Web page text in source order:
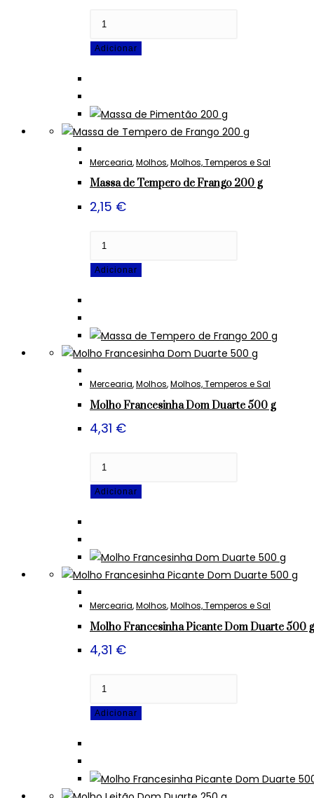
Massa
200
g
Adicionar
Mercearia,Molhos,Molhos, Temperos e Sal
Massa de Tempero de Frango 200 g
2,15 €
Massa
de
Frango
200
g
Adicionar
Mercearia,Molhos,Molhos, Temperos e Sal
Molho Francesinha Dom Duarte 500 g
4,31 €
Quantidade
Molho
Duarte
500
g
Adicionar
Mercearia,Molhos,Molhos, Temperos e Sal
Molho Francesinha Picante Dom Duarte 500 g
4,31 €
Quantidade
Molho
Dom
Duarte
Adicionar